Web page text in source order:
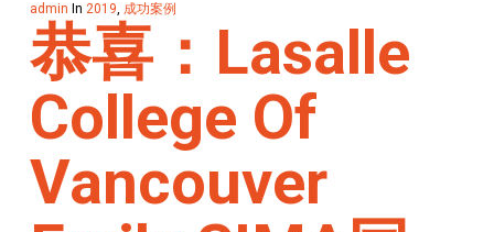
admin In 2019, 成功案例
恭喜：Lasalle
College Of
Vancouver